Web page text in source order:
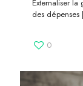
Externaliser
des dépenses
0